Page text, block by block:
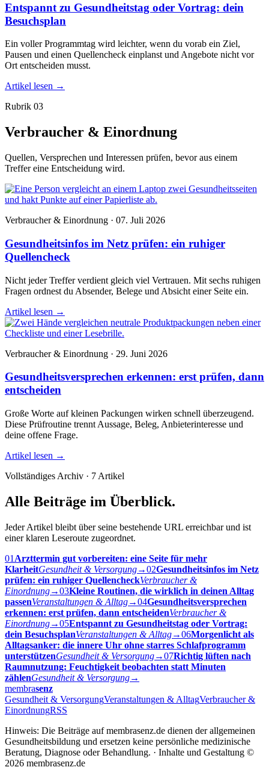
Entspannt zu Gesundheitstag oder Vortrag: dein
Besuchsplan
Ein voller Programmtag wird leichter, wenn du vorab ein Ziel,
Pausen und einen Quellencheck einplanst und Angebote nicht vor
Ort entscheiden musst.
Artikel lesen →
Rubrik 03
Verbraucher & Einordnung
Quellen, Versprechen und Interessen prüfen, bevor aus einem
Treffer eine Entscheidung wird.
Verbraucher & Einordnung · 07. Juli 2026
Gesundheitsinfos im Netz prüfen: ein ruhiger
Quellencheck
Nicht jeder Treffer verdient gleich viel Vertrauen. Mit sechs ruhigen
Fragen ordnest du Absender, Belege und Absicht einer Seite ein.
Artikel lesen →
Verbraucher & Einordnung · 29. Juni 2026
Gesundheitsversprechen erkennen: erst prüfen, dann
entscheiden
Große Worte auf kleinen Packungen wirken schnell überzeugend.
Diese Prüfroutine trennt Aussage, Beleg, Anbieterinteresse und
deine offene Frage.
Artikel lesen →
Vollständiges Archiv · 7 Artikel
Alle Beiträge im Überblick.
Jeder Artikel bleibt über seine bestehende URL erreichbar und ist
einer klaren Leseroute zugeordnet.
01 Arzttermin gut vorbereiten: eine Seite für mehr
KlarheitGesundheit & Versorgung→02Gesundheitsinfos im Netz
prüfen: ein ruhiger QuellencheckVerbraucher &
Einordnung→03Kleine Routinen, die wirklich in deinen Alltag
passenVeranstaltungen & Alltag→04Gesundheitsversprechen
erkennen: erst prüfen, dann entscheidenVerbraucher &
Einordnung→05Entspannt zu Gesundheitstag oder Vortrag:
dein BesuchsplanVeranstaltungen & Alltag→06Morgenlicht als
Alltagsanker: die innere Uhr ohne starres Schlafprogramm
unterstützenGesundheit & Versorgung→07Richtig lüften nach
Raumnutzung: Feuchtigkeit beobachten statt Minuten
zählenGesundheit & Versorgung→
membrasenz
Gesundheit & VersorgungVeranstaltungen & AlltagVerbraucher &
EinordnungRSS
Hinweis: Die Beiträge auf membrasenz.de dienen der allgemeinen
Gesundheitsbildung und ersetzen keine persönliche medizinische
Beratung, Diagnose oder Behandlung. · Inhalte und Gestaltung ©
2026 membrasenz.de